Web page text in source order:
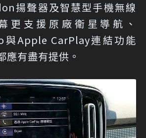
揚聲器及智慧型手機無線
更支援原廠衛星導航、
Apple CarPlay連結功能
應有盡有提供。